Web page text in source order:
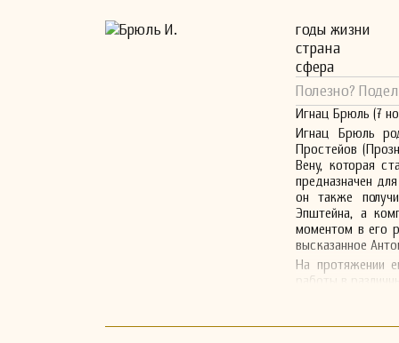
годы жизни
страна
сфера
Полезно?
Игнац Брюль (7
Игнац Брюль
Простейов
Вену, которая
предназначен
он также
Эпштейна, а
моментом в его
высказанное
На протяжении
работы в